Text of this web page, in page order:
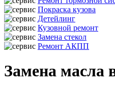
Покраска кузова
Детейлинг
Кузовной ремонт
Замена стекол
Ремонт АКПП
Замена масла